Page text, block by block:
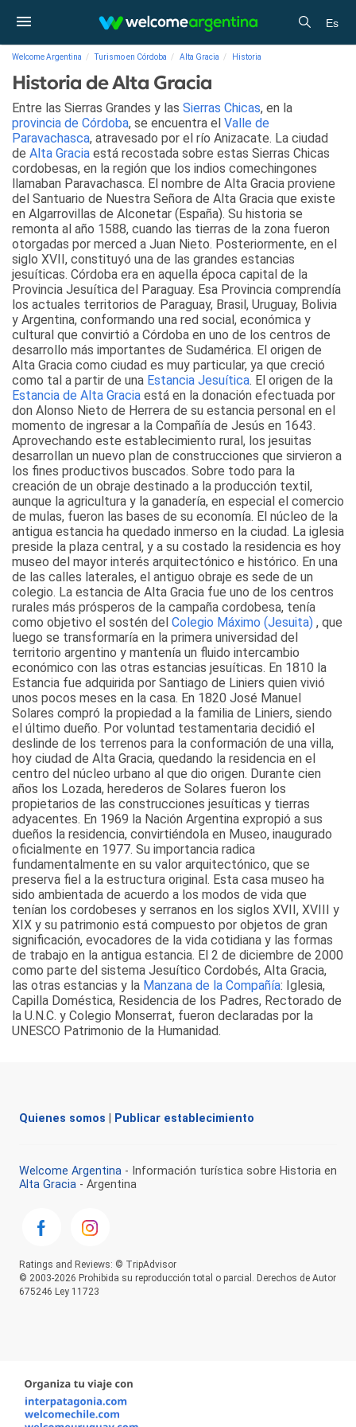
Es
Welcome Argentina Turismo en Córdoba Alta Gracia Historia
Historia de Alta Gracia
Entre las Sierras Grandes y las Sierras Chicas, en la
provincia de Córdoba, se encuentra el Valle de
Paravachasca, atravesado por el río Anizacate. La ciudad
de Alta Gracia está recostada sobre estas Sierras Chicas
cordobesas, en la región que los indios comechingones
llamaban Paravachasca. El nombre de Alta Gracia proviene
del Santuario de Nuestra Señora de Alta Gracia que existe
en Algarrovillas de Alconetar (España). Su historia se
remonta al año 1588, cuando las tierras de la zona fueron
otorgadas por merced a Juan Nieto. Posteriormente, en el
siglo XVII, constituyó una de las grandes estancias
jesuíticas. Córdoba era en aquella época capital de la
Provincia Jesuítica del Paraguay. Esa Provincia comprendía
los actuales territorios de Paraguay, Brasil, Uruguay, Bolivia
y Argentina, conformando una red social, económica y
cultural que convirtió a Córdoba en uno de los centros de
desarrollo más importantes de Sudamérica. El origen de
Alta Gracia como ciudad es muy particular, ya que creció
como tal a partir de una Estancia Jesuítica. El origen de la
Estancia de Alta Gracia está en la donación efectuada por
don Alonso Nieto de Herrera de su estancia personal en el
momento de ingresar a la Compañía de Jesús en 1643.
Aprovechando este establecimiento rural, los jesuitas
desarrollan un nuevo plan de construcciones que sirvieron a
los fines productivos buscados. Sobre todo para la
creación de un obraje destinado a la producción textil,
aunque la agricultura y la ganadería, en especial el comercio
de mulas, fueron las bases de su economía. El núcleo de la
antigua estancia ha quedado inmerso en la ciudad. La iglesia
preside la plaza central, y a su costado la residencia es hoy
museo del mayor interés arquitectónico e histórico. En una
de las calles laterales, el antiguo obraje es sede de un
colegio. La estancia de Alta Gracia fue uno de los centros
rurales más prósperos de la campaña cordobesa, tenía
como objetivo el sostén del Colegio Máximo (Jesuita) , que
luego se transformaría en la primera universidad del
territorio argentino y mantenía un fluido intercambio
económico con las otras estancias jesuíticas. En 1810 la
Estancia fue adquirida por Santiago de Liniers quien vivió
unos pocos meses en la casa. En 1820 José Manuel
Solares compró la propiedad a la familia de Liniers, siendo
el último dueño. Por voluntad testamentaria decidió el
deslinde de los terrenos para la conformación de una villa,
hoy ciudad de Alta Gracia, quedando la residencia en el
centro del núcleo urbano al que dio origen. Durante cien
años los Lozada, herederos de Solares fueron los
propietarios de las construcciones jesuíticas y tierras
adyacentes. En 1969 la Nación Argentina expropió a sus
dueños la residencia, convirtiéndola en Museo, inaugurado
oficialmente en 1977. Su importancia radica
fundamentalmente en su valor arquitectónico, que se
preserva fiel a la estructura original. Esta casa museo ha
sido ambientada de acuerdo a los modos de vida que
tenían los cordobeses y serranos en los siglos XVII, XVIII y
XIX y su patrimonio está compuesto por objetos de gran
significación, evocadores de la vida cotidiana y las formas
de trabajo en la antigua estancia. El 2 de diciembre de 2000
como parte del sistema Jesuítico Cordobés, Alta Gracia,
las otras estancias y la Manzana de la Compañía: Iglesia,
Capilla Doméstica, Residencia de los Padres, Rectorado de
la U.N.C. y Colegio Monserrat, fueron declaradas por la
UNESCO Patrimonio de la Humanidad.
Quienes somos Publicar establecimiento
Welcome Argentina - Información turística sobre Historia en
Alta Gracia - Argentina
Ratings and Reviews: © TripAdvisor
© 2003-2026 Prohibida su reproducción total o parcial. Derechos de Autor
675246 Ley 11723